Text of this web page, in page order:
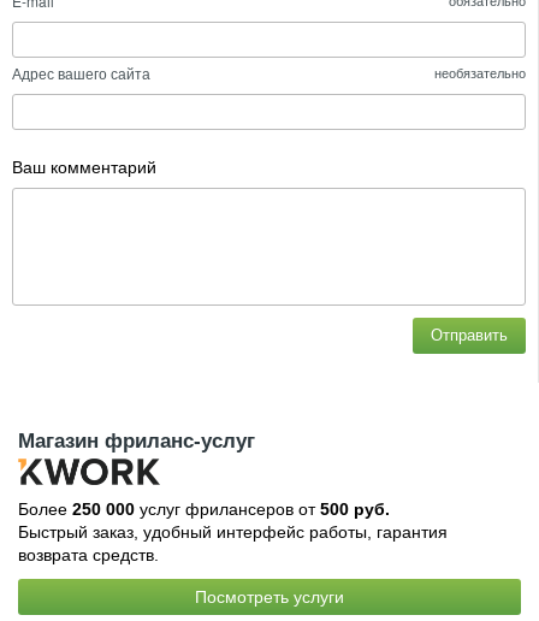
Адрес вашего сайта необязательно
Ваш комментарий
Отправить
Магазин фриланс-услуг
Более 250 000 услуг фрилансеров от500 руб.
Быстрый заказ, удобный интерфейс работы, гарантия
возврата средств.
Посмотреть услуги